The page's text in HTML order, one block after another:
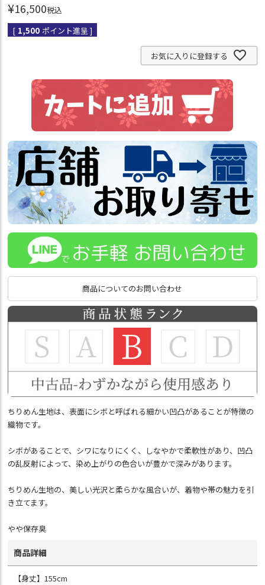
¥16,500税込
[ 1,500 ポイント進呈 ]
お気に入りに登録する
商品についてのお問い合わせ
ちりめん生地は、表面にシボと呼ばれる細かい凹凸があることが特徴の
織物です。
シボがあることで、シワになりにくく、しなやかで柔軟性があり、凹凸
の乱反射によって、染め上がりの色合いが豊かで深みがあります。
ちりめん生地の、美しい光沢と柔らかな風合いが、着物や帯の魅力を引
き立てます。
やや保存臭
商品詳細
【身丈】155cm